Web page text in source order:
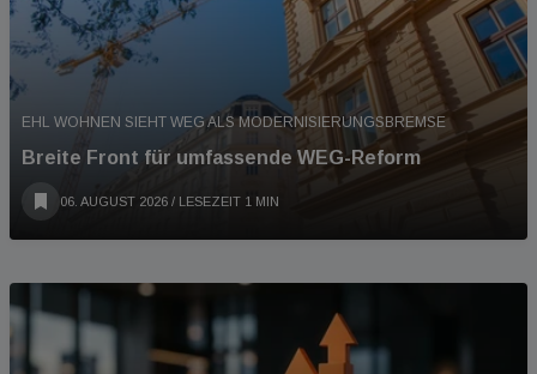
EHL WOHNEN SIEHT WEG ALS MODERNISIERUNGSBREMSE
Breite Front für umfassende WEG-Reform
06. AUGUST 2026 / LESEZEIT 1 MIN